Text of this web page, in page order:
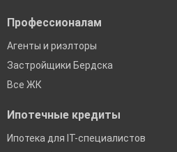
Профессионалам
Агенты и риэлторы
Застройщики Бердска
Все ЖК
Ипотечные кредиты
Ипотека для IT-специалистов